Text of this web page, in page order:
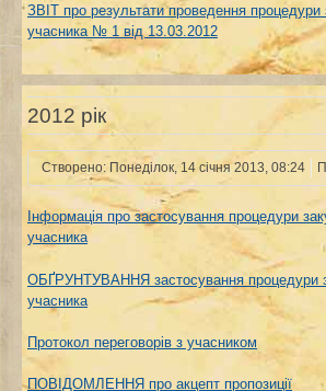
ЗВІТ про результати проведення процедури
учасника № 1 від 13.03.2012
2012 рік
Створено: Понеділок, 14 січня 2013, 08:24
Інформація про застосування процедури
учасника
ОБҐРУНТУВАННЯ застосування процедури
учасника
Протокол переговорів з учасником
ПОВІДОМЛЕННЯ про акцепт пропозиції